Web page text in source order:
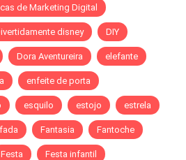
de Marketing Digital
disney DIY
Dora Aventureira elefante
enfeite de porta
esquilo estojo estrela
fada Fantasia Fantoche
Festa Festa infantil